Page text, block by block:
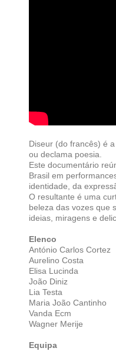
Diseur (do francês) é
ou declama poesia.
Este documentário
Brasil em
identidade, da
O resultante é uma
beleza das vozes que
ideias, miragens e
Elenco
António Carlos Cortez
Aurelino Costa
Elisa Lucinda
João Diniz
Lia Testa
Maria João Cantinho
Vanda Ecm
Wagner Merije
Equipa